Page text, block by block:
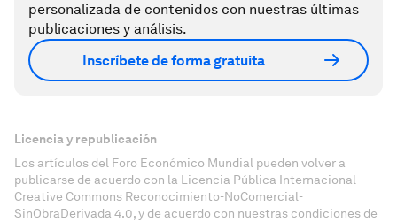
personalizada de contenidos con nuestras últimas
publicaciones y análisis.
Inscríbete de forma gratuita
Licencia y republicación
Los artículos del Foro Económico Mundial pueden volver a
publicarse de acuerdo con la Licencia Pública Internacional
Creative Commons Reconocimiento-NoComercial-
SinObraDerivada 4.0, y de acuerdo con nuestras condiciones de